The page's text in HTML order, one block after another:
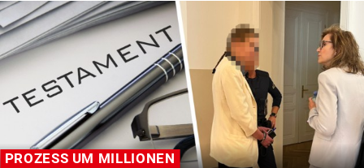
PROZESS UM MILLIONEN